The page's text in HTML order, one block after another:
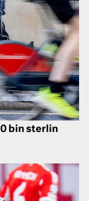
bin sterlin